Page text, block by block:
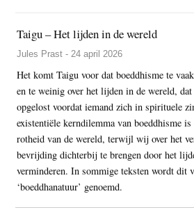
Taigu – Het lijden in de wereld
Jules Prast - 24 april 2026
Het komt Taigu voor dat boeddhisme te
en te weinig over het lijden in de wereld,
opgelost voordat iemand zich in spirituele
existentiële kerndilemma van boeddhisme
rotheid van de wereld, terwijl wij over het
bevrijding dichterbij te brengen door het
verminderen. In sommige teksten wordt dit
‘boeddhanatuur’ genoemd.